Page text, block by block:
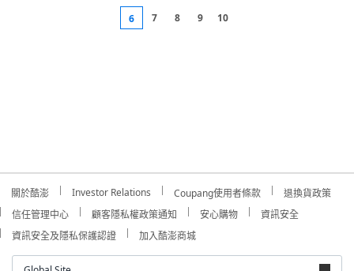
6 7 8 9 10
關於酷澎 Investor Relations Coupang使用者條款
退換貨政策
信任管理中心
顧客隱私權政策通知 安心購物
資訊安全
資訊安全及隱私保護認證
加入酷澎商城